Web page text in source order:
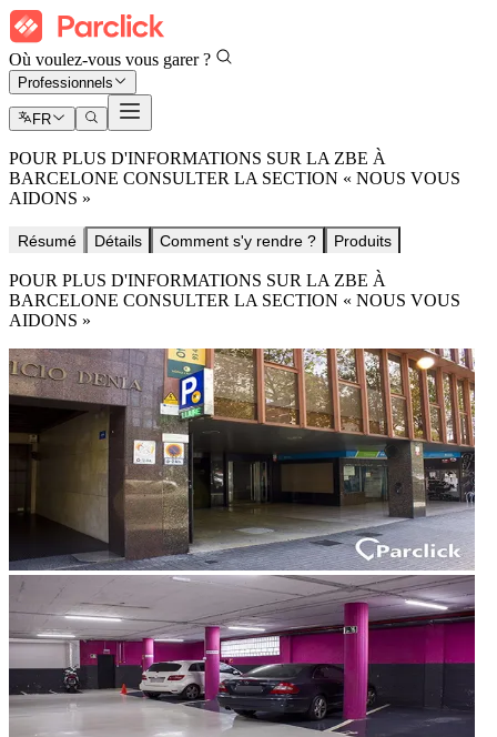
Où voulez-vous vous garer ?
Professionnels
FR
POUR PLUS D'INFORMATIONS SUR LA ZBE À
BARCELONE CONSULTER LA SECTION « NOUS VOUS
AIDONS »
Résumé Détails Comment s'y rendre ? Produits
POUR PLUS D'INFORMATIONS SUR LA ZBE À
BARCELONE CONSULTER LA SECTION « NOUS VOUS
AIDONS »